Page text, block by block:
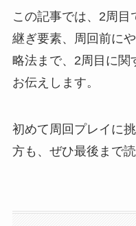
この記事では、2周目
継ぎ要素、周回前に
略法まで、2周目に関
お伝えします。
初めて周回プレイに
方も、ぜひ最後まで